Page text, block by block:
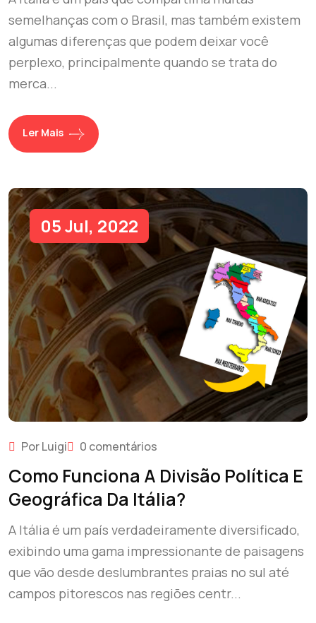
semelhanças com o Brasil, mas também existem
algumas diferenças que podem deixar você
perplexo, principalmente quando se trata do
merca...
Ler Mais
05 Jul, 2022
Por Luigi 0 comentários
Como Funciona A Divisão Política E
Geográfica Da Itália?
A Itália é um país verdadeiramente diversificado,
exibindo uma gama impressionante de paisagens
que vão desde deslumbrantes praias no sul até
campos pitorescos nas regiões centr...